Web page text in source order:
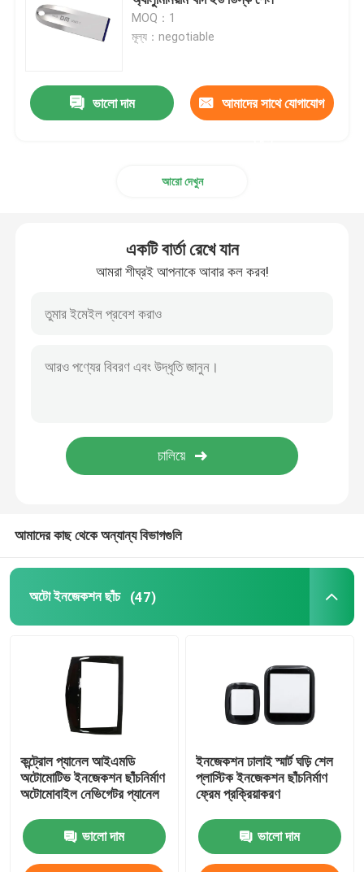
মেডিকেল ইনজেকশন ছাঁচ
2K ইনজেকশন ছাঁচ
অ্যালুমিনিয়াম খাদ ডাই ঢালাই
গুঁড়া ধাতুবিদ্যা
MOQ：1
মূল্য：negotiable
ভালো দাম আমাদের সাথে যোগাযোগ
আরো দেখুন
একটি বার্তা রেখে যান
আমরা শীঘ্রই আপনাকে আবার কল করব!
আমাদের কাছ থেকে অন্যান্য বিভাগগুলি
অটো ইনজেকশন ছাঁচ (47)
কন্ট্রোল প্যানেল আইএমডি
অটোমোটিভ ইনজেকশন ছাঁচনির্মাণ
অটোমোবাইল নেভিগেটর প্যানেল
ভালো দাম
ইনজেকশন ঢালাই স্মার্ট ঘড়ি শেল
প্লাস্টিক ইনজেকশন ছাঁচনির্মাণ
ফ্রেম প্রক্রিয়াকরণ
ভালো দাম